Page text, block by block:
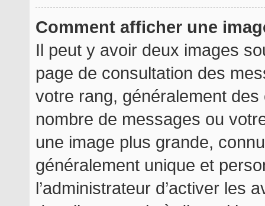
Comment afficher une
Il peut y avoir deux images
page de consultation des
votre rang, généralement
nombre de messages ou
une image plus grande,
généralement unique et
l’administrateur d’activer les